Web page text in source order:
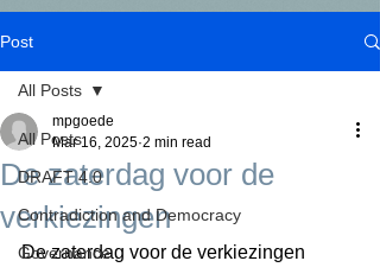
Post
All Posts
DRAFT 4.0
Contradiction and Democracy
Governance
All Posts
De zaterdag voor de
verkiezingen
mpgoede
Mar 16, 2025 2 min read
De zaterdag voor de verkiezingen